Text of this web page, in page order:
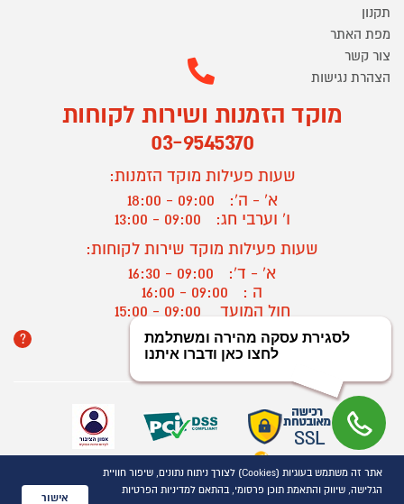
תקנון
מפת האתר
צור קשר
הצהרת נגישות
מוקד הזמנות ושירות לקוחות
03-9545370
שעות פעילות מוקד הזמנות:
א' - ה':
09:00 - 18:00
ו' וערבי חג:
09:00 - 13:00
שעות פעילות מוקד שירות לקוחות:
א' - ד':
09:00 - 16:30
ה :
09:00 - 16:00
חול המועד
? יצירת קשר/ביטול הזמנה
כל הזכויות שמורות P1000© 2021
התמונות להמחשה בלבד
אתר זה משתמש בעוגיות (Cookies) לצורך ניתוח נתונים, שיפור חוויית
הגלישה, שיווק והתאמת תוכן פרסומי, בהתאם למדיניות הפרטיות
אישור